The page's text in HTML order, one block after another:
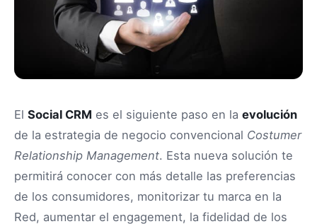
El Social CRM es el siguiente paso en la evolución
de la estrategia de negocio convencional Costumer
Relationship Management. Esta nueva solución te
permitirá conocer con más detalle las preferencias
de los consumidores, monitorizar tu marca en la
Red, aumentar el engagement, la fidelidad de los